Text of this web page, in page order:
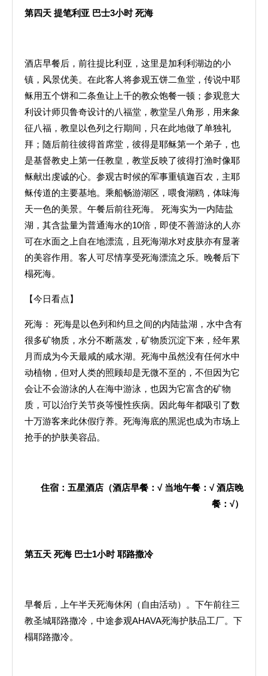
第四天 提笔利亚 巴士3小时 死海
酒店早餐后，前往提比利亚，这里是加利利湖边的小
镇，风景优美。在此客人将参观五饼二鱼堂，传说中耶
稣用五个饼和二条鱼让上千的教众饱餐一顿；参观意大
利设计师贝鲁奇设计的八福堂，教堂呈八角形，用来象
征八福，教皇以色列之行期间，只在此地做了单独礼
拜；随后前往彼得首席堂，彼得是耶稣第一个弟子，也
是基督教史上第一任教皇，教堂反映了彼得打渔时像耶
稣献出虔诚的心。参观古时候的军事重镇迦百农，主耶
稣传道的主要基地。乘船畅游湖区，喂食湖鸥，体味海
天一色的美景。午餐后前往死海。 死海实为一内陆盐
湖，其含盐量为普通海水的10倍，即使不善游泳的人亦
可在水面之上自在地漂流，且死海湖水对皮肤亦有显著
的美容作用。客人可尽情享受死海漂流之乐。晚餐后下
榻死海。
【今日看点】
死海： 死海是以色列和约旦之间的内陆盐湖，水中含有
很多矿物质，水分不断蒸发，矿物质沉淀下来，经年累
月而成为今天最咸的咸水湖。死海中虽然没有任何水中
动植物，但对人类的照顾却是无微不至的，不但因为它
会让不会游泳的人在海中游泳，也因为它富含的矿物
质，可以治疗关节炎等慢性疾病。因此每年都吸引了数
十万游客来此休假疗养。死海海底的黑泥也成为市场上
抢手的护肤美容品。
住宿：五星酒店（酒店早餐： √ 当地午餐： √酒店晚
餐： √）
第五天 死海 巴士1小时 耶路撒冷
早餐后，上午半天死海休闲（自由活动）。下午前往三
教圣城耶路撒冷，中途参观AHAVA死海护肤品工厂。下
榻耶路撒冷。